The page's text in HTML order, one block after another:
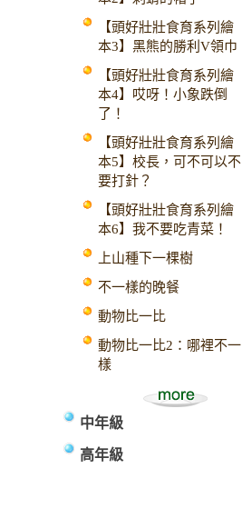
【頭好壯壯食育系列繪
本3】黑熊的勝利V領巾
【頭好壯壯食育系列繪
本4】哎呀！小象跌倒
了！
【頭好壯壯食育系列繪
本5】校長，可不可以不
要打針？
【頭好壯壯食育系列繪
本6】我不要吃青菜！
上山種下一棵樹
不一樣的晚餐
動物比一比
動物比一比2：哪裡不一
樣
中年級
高年級